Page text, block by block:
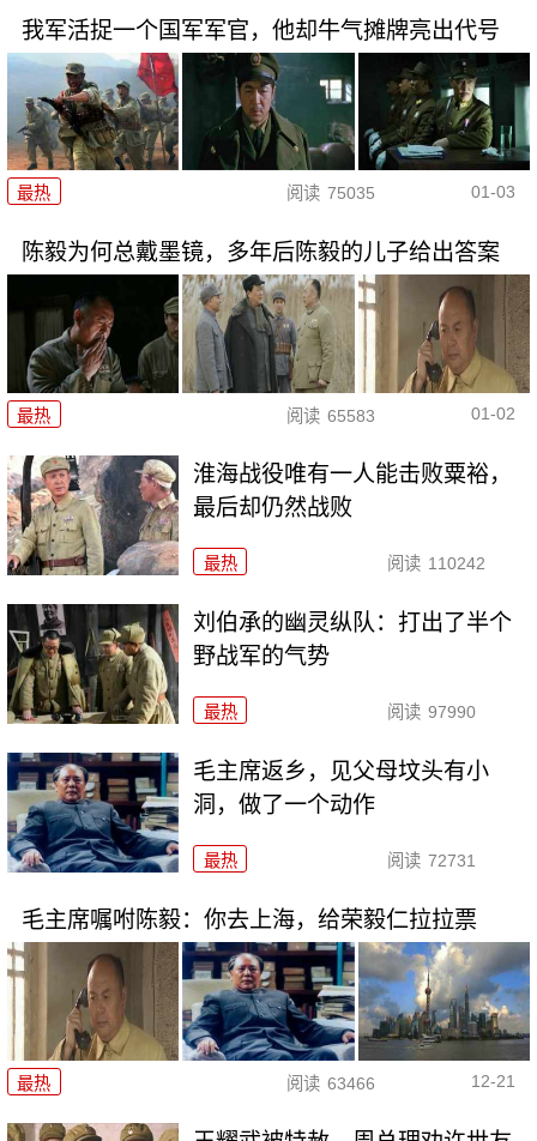
我军活捉一个国军军官，他却牛气摊牌亮出代号
最热 阅读 75035 01-03
陈毅为何总戴墨镜，多年后陈毅的儿子给出答案
最热 阅读 65583 01-02
淮海战役唯有一人能击败粟裕，
最后却仍然战败
最热 阅读 110242
刘伯承的幽灵纵队：打出了半个
野战军的气势
最热 阅读 97990
毛主席返乡，见父母坟头有小
洞，做了一个动作
最热 阅读 72731
毛主席嘱咐陈毅：你去上海，给荣毅仁拉拉票
最热 阅读 63466 12-21